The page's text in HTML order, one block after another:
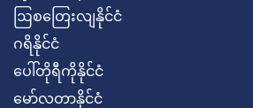
ဩစတြေးလျနိုင်ငံ
ဂရိနိုင်ငံ
ပေါ်တိုရီကိုနိုင်ငံ
မော်လတာနိုင်ငံ